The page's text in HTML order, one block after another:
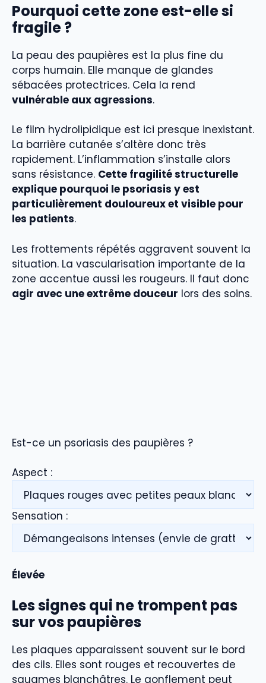
Pourquoi cette zone est-elle si
fragile ?
La peau des paupières est la plus fine du
corps humain. Elle manque de glandes
sébacées protectrices. Cela la rend
vulnérable aux agressions.
Le film hydrolipidique est ici presque inexistant.
La barrière cutanée s’altère donc très
rapidement. L’inflammation s’installe alors
sans résistance. Cette fragilité structurelle
explique pourquoi le psoriasis y est
particulièrement douloureux et visible pour
les patients.
Les frottements répétés aggravent souvent la
situation. La vascularisation importante de la
zone accentue aussi les rougeurs. Il faut donc
agir avec une extrême douceur lors des soins.
Est-ce un psoriasis des paupières ?
Aspect :
Sensation :
Élevée
Les signes qui ne trompent pas
sur vos paupières
Les plaques apparaissent souvent sur le bord
des cils. Elles sont rouges et recouvertes de
squames blanchâtres. Le gonflement peut